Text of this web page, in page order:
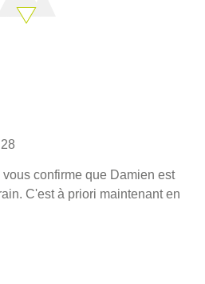
confirme que Damien est
C'est à priori maintenant en